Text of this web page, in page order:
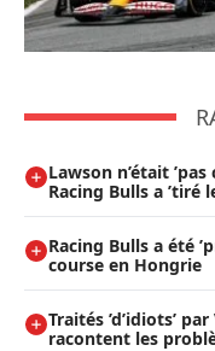
Lawson n’était
Racing Bulls a ’tiré
Racing Bulls a été
course en Hongrie
Traités ’d’idiots’
racontent les